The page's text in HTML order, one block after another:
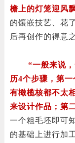
檐上的灯笼迎风
的镶嵌技艺、花
后再创作的得意
“一般来说
历4个步骤，第
有橄榄核都不太
来设计作品；第
一个粗毛坯即可
的基础上进行加